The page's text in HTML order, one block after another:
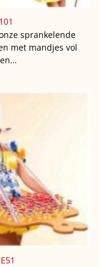
sprankelende
met mandjes vol